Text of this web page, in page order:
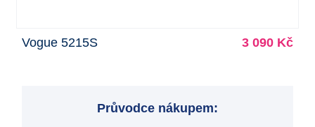
Vogue 5215S 3 090 Kč
Průvodce nákupem: